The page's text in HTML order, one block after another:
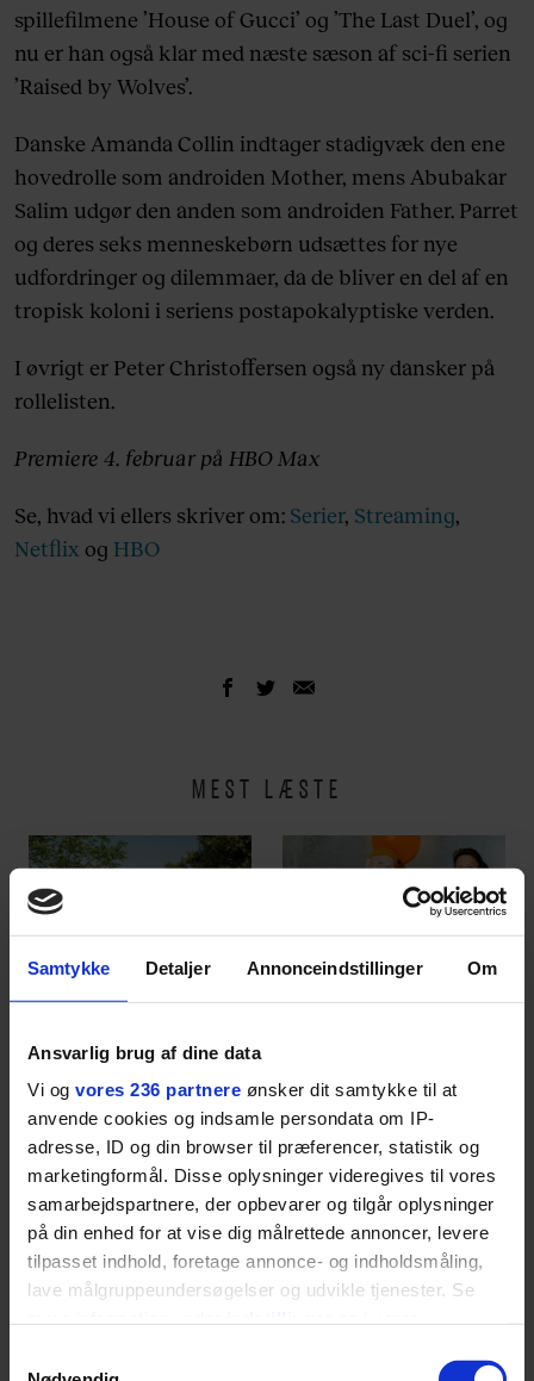
Samtykke Detaljer Annonceindstillinger Om
Ansvarlig brug af dine data
Vi og vores 236 partnere ønsker dit samtykke til at
anvende cookies og indsamle persondata om IP-
adresse, ID og din browser til præferencer, statistik og
marketingformål. Disse oplysninger videregives til vores
samarbejdspartnere, der opbevarer og tilgår oplysninger
på din enhed for at vise dig målrettede annoncer, levere
tilpasset indhold, foretage annonce- og indholdsmåling,
lave målgruppeundersøgelser og udvikle tjenester. Se
tilbage eller ændre indstillinger fra vores
spillefilmene ’House of Gucci’ og ’The Last Duel’, og
nu er han også klar med næste sæson af sci-fi serien
’Raised by Wolves’.
Danske Amanda Collin indtager stadigvæk den ene
hovedrolle som androiden Mother, mens Abubakar
Salim udgør den anden som androiden Father. Parret
og deres seks menneskebørn udsættes for nye
udfordringer og dilemmaer, da de bliver en del af en
tropisk koloni i seriens postapokalyptiske verden.
I øvrigt er Peter Christoffersen også ny dansker på
rollelisten.
Premiere 4. februar på HBO Max
Se, hvad vi ellers skriver om: Serier, Streaming,
Netflix og HBO
MEST LÆSTE
Thomas Skov har
Volvo EX60: ”Den kører
som et svensk eventyr”
burgerrestaurant med
Casper Drømme